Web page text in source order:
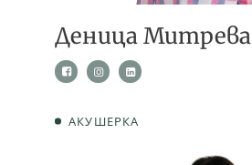
Деница Митрева
АКУШЕРКА